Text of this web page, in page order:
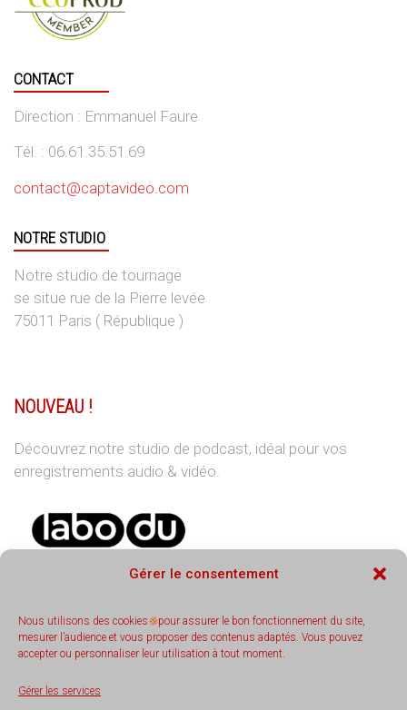
Gérer le consentement
Nous utilisons des cookies
pour assurer le bon fonctionnement du site,
mesurer l’audience et vous proposer des contenus adaptés. Vous pouvez
accepter ou personnaliser leur utilisation à tout moment.
Gérer les services
CONTACT
Direction : Emmanuel Faure
Tél. : 06.61.35.51.69
contact@captavideo.com
NOTRE STUDIO
Notre studio de tournage
se situe rue de la Pierre levée
75011 Paris ( République )
NOUVEAU !
Découvrez notre studio de podcast, idéal pour vos
enregistrements audio & vidéo.
REJOIGNEZ-NOUS